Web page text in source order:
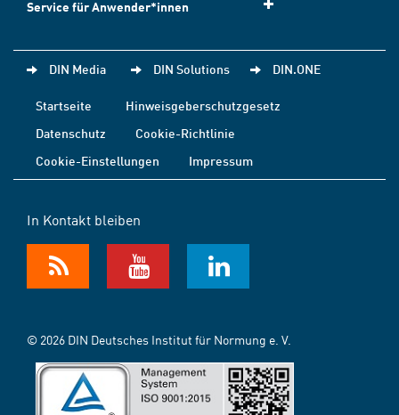
Service für Anwender*innen
DIN Media DIN Solutions DIN.ONE
Startseite
Hinweisgeberschutzgesetz
Datenschutz
Cookie-Richtlinie
Cookie-Einstellungen
Impressum
In Kontakt bleiben
© 2026 DIN Deutsches Institut für Normung e. V.